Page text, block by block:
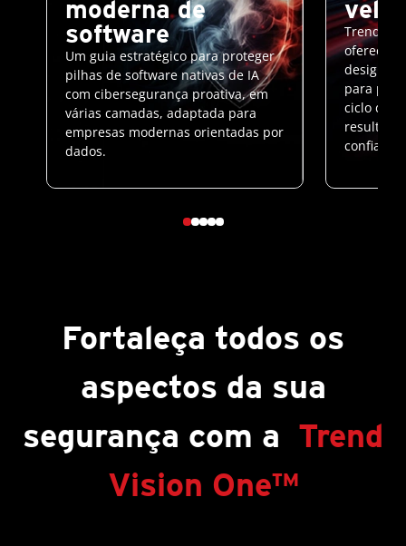
moderna de
software
Um guia estratégico para proteger
pilhas de software nativas de IA
com cibersegurança proativa, em
várias camadas, adaptada para
empresas modernas orientadas por
dados.
Trend,
oferecem
design
para
ciclo de
confiança.
Fortaleça todos os
aspectos da sua
segurança com a Trend
Vision One™